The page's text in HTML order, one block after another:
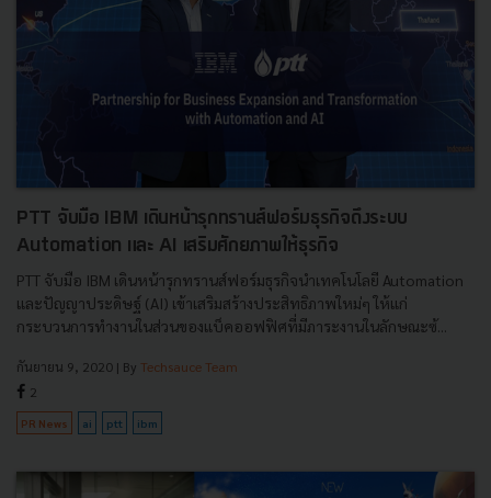
PTT จับมือ IBM เดินหน้ารุกทรานส์ฟอร์มธุรกิจดึงระบบ
Automation และ AI เสริมศักยภาพให้ธุรกิจ
PTT จับมือ IBM เดินหน้ารุกทรานส์ฟอร์มธุรกิจนำเทคโนโลยี Automation
และปัญญาประดิษฐ์ (AI) เข้าเสริมสร้างประสิทธิภาพใหม่ๆ ให้แก่
กระบวนการทำงานในส่วนของแบ็คออฟฟิศที่มีภาระงานในลักษณะซ้...
กันยายน 9, 2020 | By Techsauce Team
2
PR News ai ptt ibm